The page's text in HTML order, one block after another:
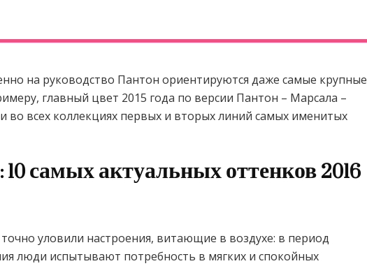
на руководство Пантон ориентируются даже самые крупные
главный цвет 2015 года по версии Пантон – Марсала –
во всех коллекциях первых и вторых линий самых именитых
самых актуальных оттенков 2016
уловили настроения, витающие в воздухе: в период
люди испытывают потребность в мягких и спокойных